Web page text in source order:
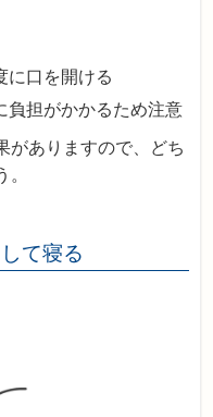
に口を開ける
負担がかかるため注意
がありますので、どち
て寝る